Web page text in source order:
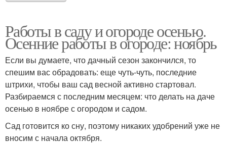
Работы в саду и огороде осенью.
Осенние работы в огороде: ноябрь
Если вы думаете, что дачный сезон закончился, то
спешим вас обрадовать: еще чуть-чуть, последние
штрихи, чтобы ваш сад весной активно стартовал.
Разбираемся с последним месяцем: что делать на даче
осенью в ноябре с огородом и садом.
Сад готовится ко сну, поэтому никаких удобрений уже не
вносим с начала октября.